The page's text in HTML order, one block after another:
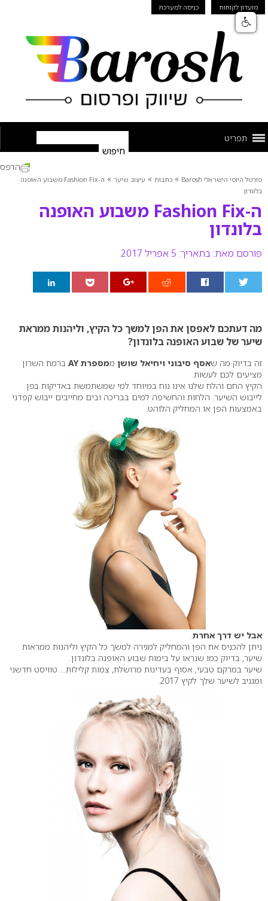
מועדון לקוחות כניסה למערכת
תפריט
פורטל היופי הישראלי Barosh » כתבות » עיצוב שיער »
ה-Fashion Fix משבוע האופנה
בלונדון
ה-Fashion Fix משבוע האופנה
בלונדון
פורסם מאת: בתאריך: 5 אפריל 2017
הדפס
מה דעתכם לאפסן את הפן למשך כל הקיץ, וליהנות ממראת
שיער של שבוע האופנה בלונדון?
זה בדיוק מה שאסף סיבוני ויחיאל שושן ממספרת AY
ברמת השרון
מציעים לכם לעשות.
הקיץ החם והלח שלנו אינו נוח במיוחד למי שמשתמשת באדיקות בפן
לייבוש השיער. הלחות והחשיפה למים בבריכה ובים מחייבים ייבוש קפדני
באמצעות הפן או המחליק הלוהט.
אבל יש דרך אחרת.
ניתן להכניס את הפן והמחליק למגירה למשך כל הקיץ וליהנות ממראות
שיער, בדיוק כמו שנראו על בימות שבוע האופנה בלונדון.
שיער במרקם טבעי, אסוף בעדינות מרושלת, צמות קלילות… טוויסט חדשני
ומגניב לשיער שלך לקיץ 2017.